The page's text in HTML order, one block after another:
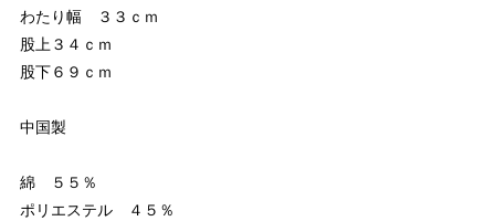
わたり幅 ３３ｃｍ
股上３４ｃｍ
股下６９ｃｍ
中国製
綿 ５５％
ポリエステル ４５％